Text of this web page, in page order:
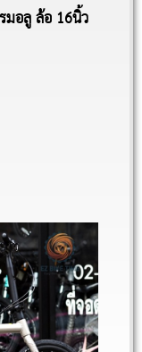
มอลู ล้อ 16นิ้ว